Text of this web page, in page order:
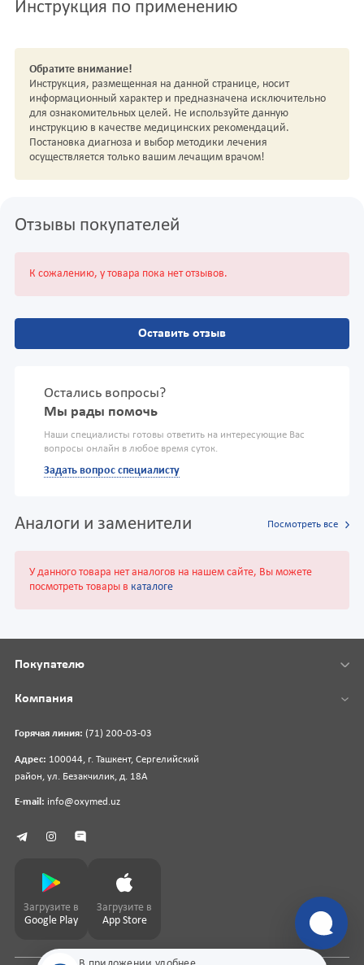
Инструкция по применению
Обратите внимание!
Инструкция, размещенная на данной странице, носит
информационный характер и предназначена исключительно
для ознакомительных целей. Не используйте данную
инструкцию в качестве медицинских рекомендаций.
Постановка диагноза и выбор методики лечения
осуществляется только вашим лечащим врачом!
Отзывы покупателей
К сожалению, у товара пока нет отзывов.
Оставить отзыв
Остались вопросы?
Мы рады помочь
Наши специалисты готовы ответить на интересующие Вас
вопросы онлайн в любое время суток.
Задать вопрос специалисту
Аналоги и заменители Посмотреть все
У данного товара нет аналогов на нашем сайте, Вы можете
посмотреть товары в каталоге
Горячая линия: (71) 200-03-03
Адрес: 100044, г. Ташкент, Сергелийский
район, ул. Безакчилик, д. 18А
E-mail: info@oxymed.uz
Покупателю
Компания
Загрузите в
Google Play
Загрузите в
App Store